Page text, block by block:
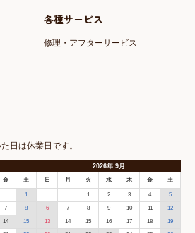
各種サービス
修理・アフターサービス
日は休業日です。
金 土
1
7 8
14 15
2026年9月
日 月 火 水 木 金 土
1 2 3 4 5
6 7 8 9 10 11 12
13 14 15 16 17 18 19